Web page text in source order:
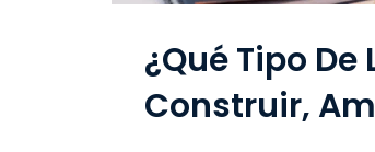
¿Qué Tipo
Construir,